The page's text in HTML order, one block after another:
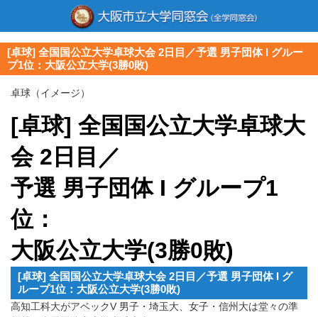
[卓球] 全国国公立大学卓球大会 2日目／予選 男子団体 I グルー
プ1位：大阪公立大学(3勝0敗)
卓球（イメージ）
[卓球] 全国国公立大学卓球大
会 2日目／
予選 男子団体 I グループ1
位：
大阪公立大学(3勝0敗)
[卓球] 全国国公立大学卓球大会 2日目／予選 男子団体 I グ
ループ1位：大阪公立大学(3勝0敗)
高知工科大がアベックV 男子・埼玉大、女子・信州大は堂々の準